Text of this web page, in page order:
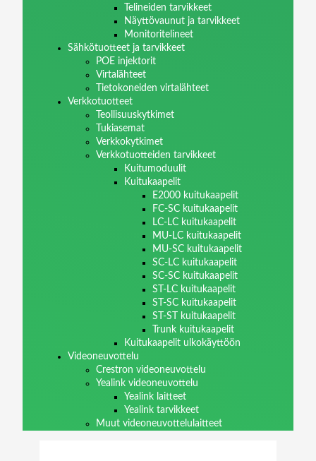
Telineiden tarvikkeet
Näyttövaunut ja tarvikkeet
Monitoritelineet
Sähkötuotteet ja tarvikkeet
POE injektorit
Virtalähteet
Tietokoneiden virtalähteet
Verkkotuotteet
Teollisuuskytkimet
Tukiasemat
Verkkokytkimet
Verkkotuotteiden tarvikkeet
Kuitumoduulit
Kuitukaapelit
E2000 kuitukaapelit
FC-SC kuitukaapelit
LC-LC kuitukaapelit
MU-LC kuitukaapelit
MU-SC kuitukaapelit
SC-LC kuitukaapelit
SC-SC kuitukaapelit
ST-LC kuitukaapelit
ST-SC kuitukaapelit
ST-ST kuitukaapelit
Trunk kuitukaapelit
Kuitukaapelit ulkokäyttöön
Videoneuvottelu
Crestron videoneuvottelu
Yealink videoneuvottelu
Yealink laitteet
Yealink tarvikkeet
Muut videoneuvottelulaitteet